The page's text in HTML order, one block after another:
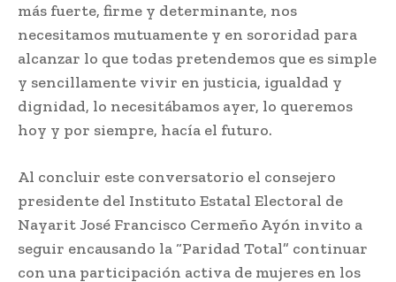
más fuerte, firme y determinante, nos
necesitamos mutuamente y en sororidad para
alcanzar lo que todas pretendemos que es simple
y sencillamente vivir en justicia, igualdad y
dignidad, lo necesitábamos ayer, lo queremos
hoy y por siempre, hacía el futuro.
Al concluir este conversatorio el consejero
presidente del Instituto Estatal Electoral de
Nayarit José Francisco Cermeño Ayón invito a
seguir encausando la “Paridad Total” continuar
con una participación activa de mujeres en los